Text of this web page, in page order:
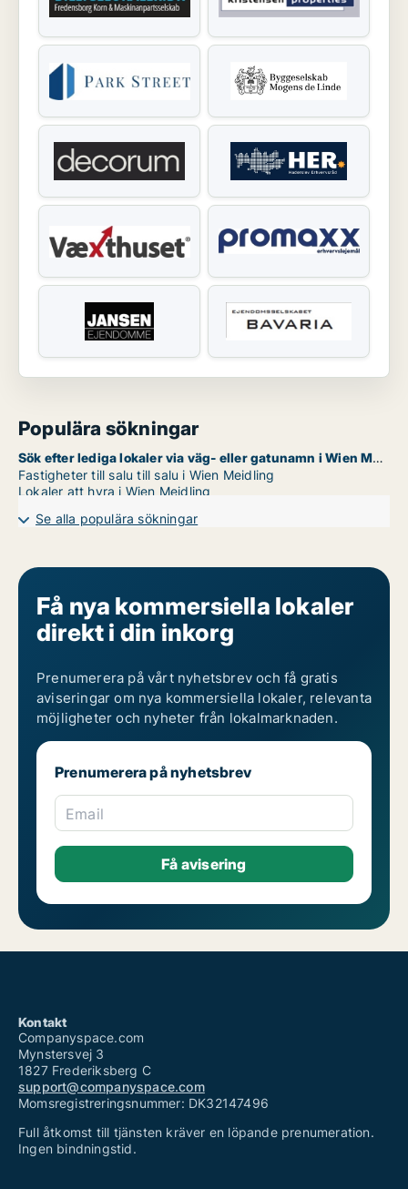
Populära sökningar
Sök efter lediga lokaler via väg- eller gatunamn i Wien Meidling
Fastigheter till salu till salu i Wien Meidling
Lokaler att hyra i Wien Meidling
Se alla populära sökningar
Få nya kommersiella lokaler
direkt i din inkorg
Prenumerera på vårt nyhetsbrev och få gratis
aviseringar om nya kommersiella lokaler, relevanta
möjligheter och nyheter från lokalmarknaden.
Prenumerera på nyhetsbrev
Email
Kontakt
Companyspace.com
Mynstersvej 3
1827 Frederiksberg C
support@companyspace.com
Momsregistreringsnummer: DK32147496
Full åtkomst till tjänsten kräver en löpande prenumeration.
Ingen bindningstid.